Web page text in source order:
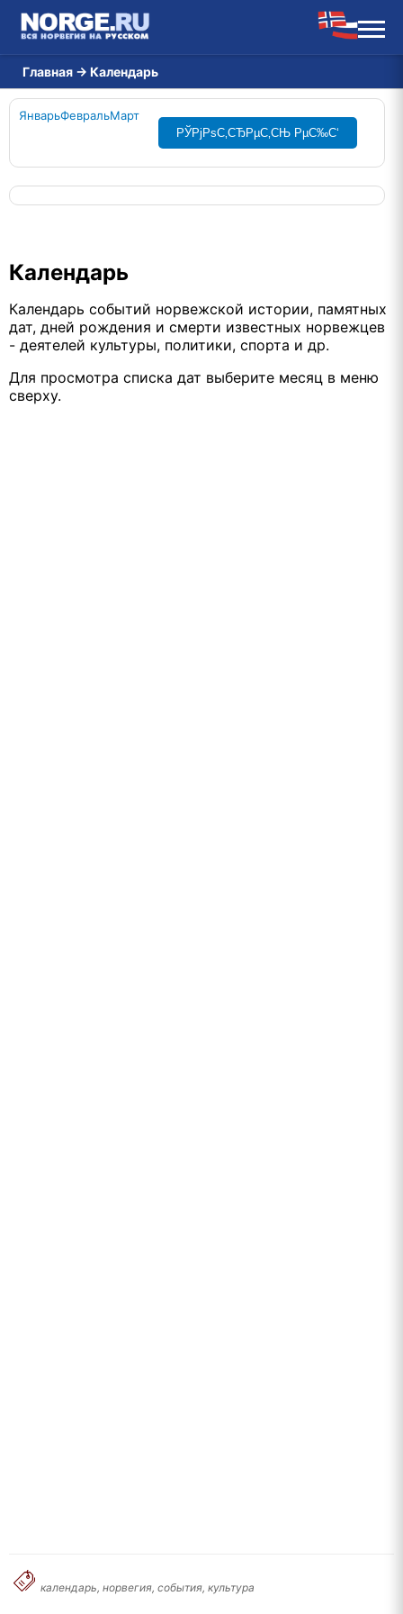
Главная → Календарь
ЯнварьФевральМарт
РЎРјРѕС‚СЂРµС‚СЊ РµС‰С‘
Календарь
Календарь событий норвежской истории, памятных
дат, дней рождения и смерти известных норвежцев
- деятелей культуры, политики, спорта и др.
Для просмотра списка дат выберите месяц в меню
сверху.
календарь, норвегия, события, культура